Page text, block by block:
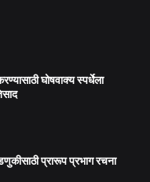
घोषवाक्य स्पर्धेला
प्रारूप प्रभाग रचना